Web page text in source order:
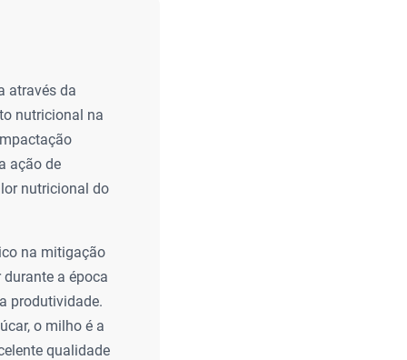
através da
nutricional na
ação de
nutricional do
na mitigação
a época
produtividade.
o milho é a
qualidade